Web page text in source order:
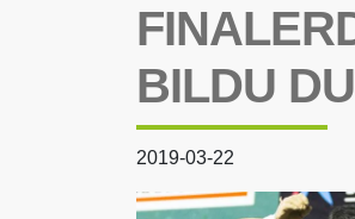
BILDU
2019-03-22